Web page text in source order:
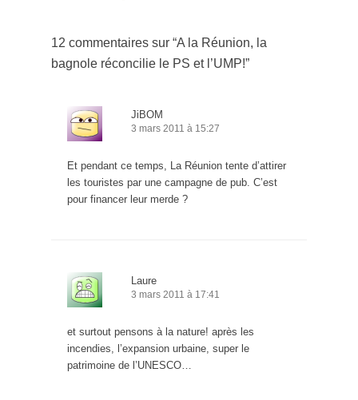
12 commentaires sur “A la Réunion, la
bagnole réconcilie le PS et l’UMP!”
JiBOM
3 mars 2011 à 15:27
Et pendant ce temps, La Réunion tente d’attirer
les touristes par une campagne de pub. C’est
pour financer leur merde ?
Laure
3 mars 2011 à 17:41
et surtout pensons à la nature! après les
incendies, l’expansion urbaine, super le
patrimoine de l’UNESCO…